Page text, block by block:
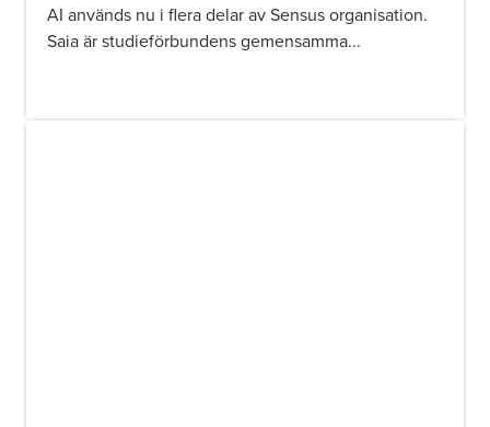
AI används nu i flera delar av Sensus organisation.
Saia är studieförbundens gemensamma...